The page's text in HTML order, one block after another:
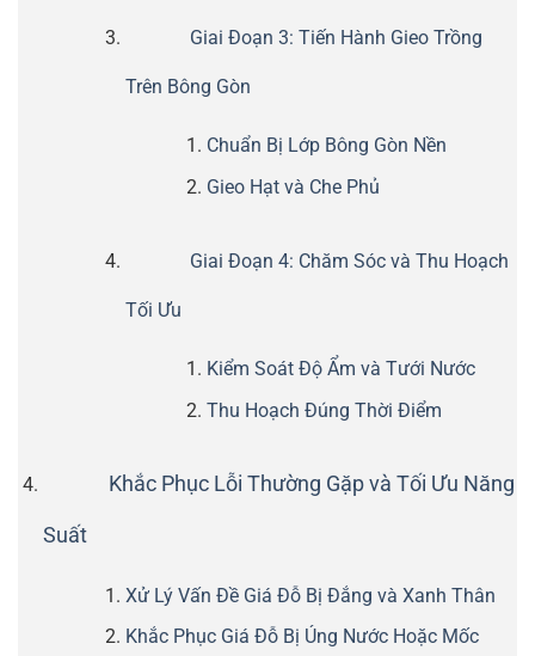
Giai Đoạn 3: Tiến Hành Gieo Trồng
Trên Bông Gòn
Chuẩn Bị Lớp Bông Gòn Nền
Gieo Hạt và Che Phủ
Giai Đoạn 4: Chăm Sóc và Thu Hoạch
Tối Ưu
Kiểm Soát Độ Ẩm và Tưới Nước
Thu Hoạch Đúng Thời Điểm
Khắc Phục Lỗi Thường Gặp và Tối Ưu Năng
Suất
Xử Lý Vấn Đề Giá Đỗ Bị Đắng và Xanh Thân
Khắc Phục Giá Đỗ Bị Úng Nước Hoặc Mốc